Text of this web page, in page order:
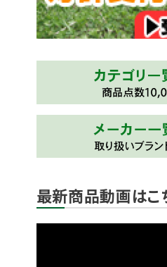
最新商品動画はこ